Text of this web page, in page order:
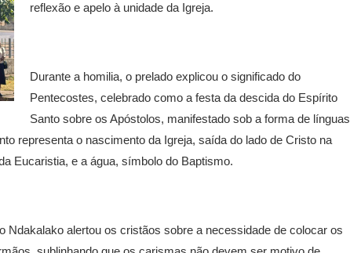
reflexão e apelo à unidade da Igreja.
Durante a homilia, o prelado explicou o significado do
Pentecostes, celebrado como a festa da descida do Espírito
Santo sobre os Apóstolos, manifestado sob a forma de línguas
representa o nascimento da Igreja, saída do lado de Cristo na
Eucaristia, e a água, símbolo do Baptismo.
Ndakalako alertou os cristãos sobre a necessidade de colocar os